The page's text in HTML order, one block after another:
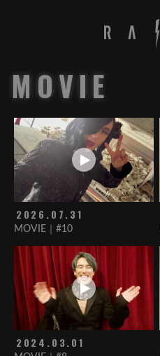
MOVIE
2026.07.31
MOVIE｜#10
2024.03.01